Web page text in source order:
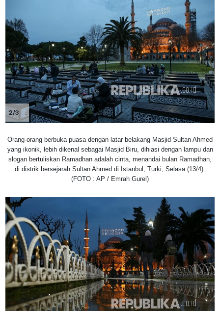
2/3
Orang-orang berbuka puasa dengan latar belakang Masjid Sultan Ahmed
yang ikonik, lebih dikenal sebagai Masjid Biru, dihiasi dengan lampu dan
slogan bertuliskan Ramadhan adalah cinta, menandai bulan Ramadhan,
di distrik bersejarah Sultan Ahmed di Istanbul, Turki, Selasa (13/4).
(FOTO : AP / Emrah Gurel)